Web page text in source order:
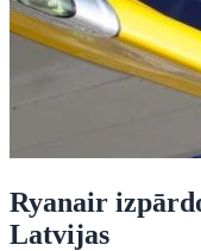
Ryanair
Latvijas